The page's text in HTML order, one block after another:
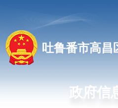
吐鲁番市高昌
政府信